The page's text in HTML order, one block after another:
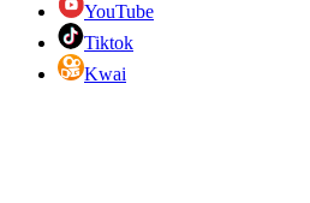
YouTube
Tiktok
Kwai